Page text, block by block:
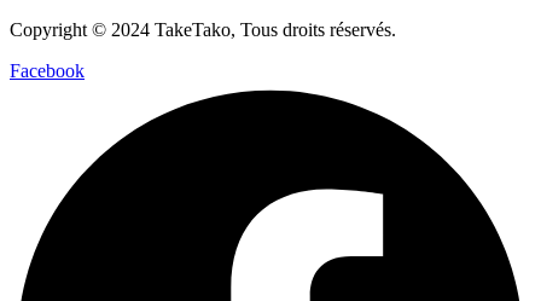
Copyright © 2024 TakeTako, Tous droits réservés.
Facebook